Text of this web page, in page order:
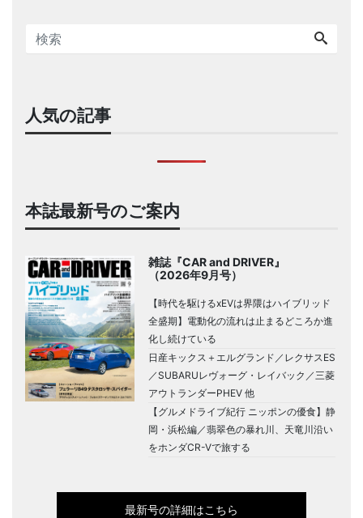
人気の記事
本誌最新号のご案内
雑誌『CAR and DRIVER』
（2026年9月号）
【時代を駆けるxEVは界隈はハイブリッド
全盛期】電動化の流れは止まるどころか進
化し続けている
日産キックス＋エルグランド／レクサスES
／SUBARUレヴォーグ・レイバック／三菱
アウトランダーPHEV 他
【グルメドライブ紀行 ニッポンの優食】静
岡・浜松編／翡翠色の暴れ川、天竜川沿い
をホンダCR-Vで旅する
最新号の詳細はこちら